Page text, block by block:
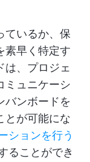
ているか、保
素早く特定す
は、プロジェ
ミュニケーシ
バンボードを
とが可能にな
ションを行う
ることができ